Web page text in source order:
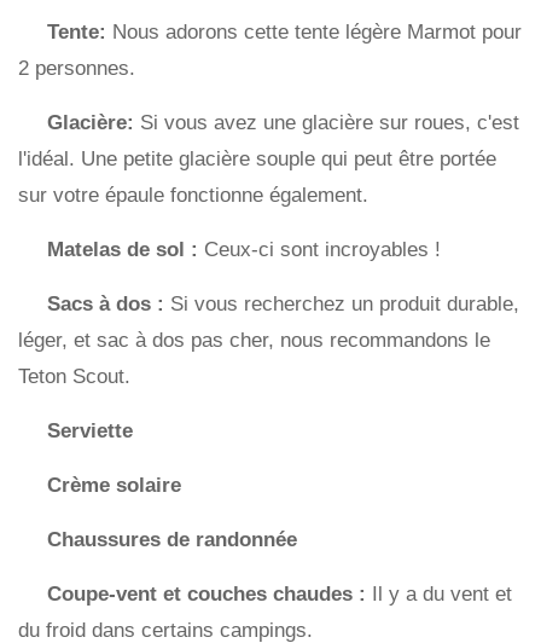
Tente: Nous adorons cette tente légère Marmot pour
2 personnes.
Glacière: Si vous avez une glacière sur roues, c'est
l'idéal. Une petite glacière souple qui peut être portée
sur votre épaule fonctionne également.
Matelas de sol : Ceux-ci sont incroyables !
Sacs à dos : Si vous recherchez un produit durable,
léger, et sac à dos pas cher, nous recommandons le
Teton Scout.
Serviette
Crème solaire
Chaussures de randonnée
Coupe-vent et couches chaudes : Il y a du vent et
du froid dans certains campings.